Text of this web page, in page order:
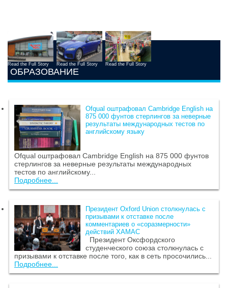
Read the Full Story Read the Full Story Read the Full Story
ОБРАЗОВАНИЕ
Ofqual оштрафовал Cambridge English на
875 000 фунтов стерлингов за неверные
результаты международных тестов по
английскому языку
Ofqual оштрафовал Cambridge English на 875 000 фунтов
стерлингов за неверные результаты международных
тестов по английскому...
Подробнее...
Президент Oxford Union столкнулась с
призывами к отставке после
комментариев о «соразмерности»
действий ХАМАС
Президент Оксфордского
студенческого союза столкнулась с
призывами к отставке после того, как в сеть просочились...
Подробнее...